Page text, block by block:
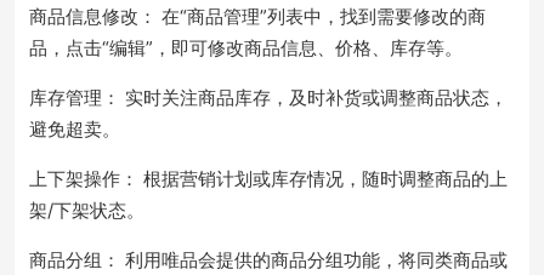
商品信息修改： 在“商品管理”列表中，找到需要修改的商
品，点击“编辑”，即可修改商品信息、价格、库存等。
库存管理： 实时关注商品库存，及时补货或调整商品状态，
避免超卖。
上下架操作： 根据营销计划或库存情况，随时调整商品的上
架/下架状态。
商品分组： 利用唯品会提供的商品分组功能，将同类商品或